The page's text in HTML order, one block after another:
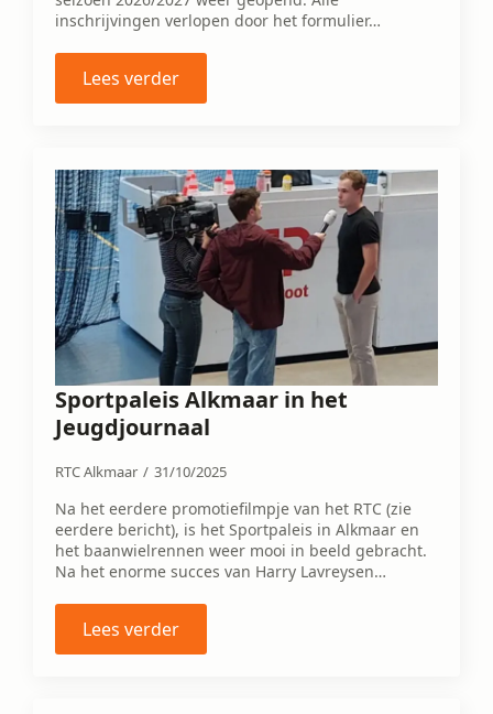
inschrijvingen verlopen door het formulier…
Lees verder
Sportpaleis Alkmaar in het
Jeugdjournaal
RTC Alkmaar 31/10/2025
Na het eerdere promotiefilmpje van het RTC (zie
eerdere bericht), is het Sportpaleis in Alkmaar en
het baanwielrennen weer mooi in beeld gebracht.
Na het enorme succes van Harry Lavreysen…
Lees verder